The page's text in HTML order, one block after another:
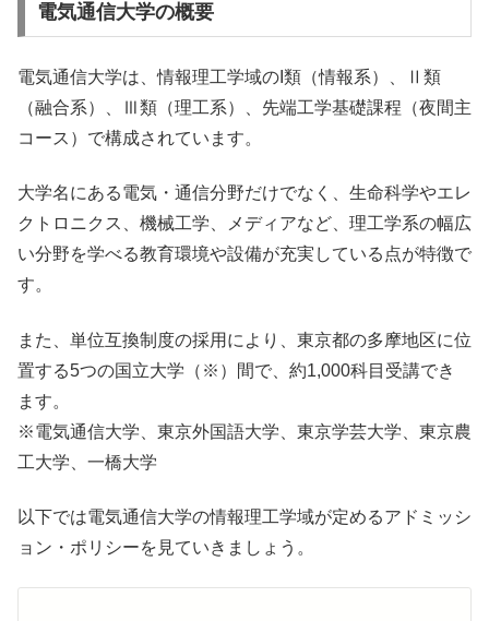
電気通信大学の概要
電気通信大学は、情報理工学域のI類（情報系）、Ⅱ類
（融合系）、Ⅲ類（理工系）、先端工学基礎課程（夜間主
コース）で構成されています。
大学名にある電気・通信分野だけでなく、生命科学やエレ
クトロニクス、機械工学、メディアなど、理工学系の幅広
い分野を学べる教育環境や設備が充実している点が特徴で
す。
また、単位互換制度の採用により、東京都の多摩地区に位
置する5つの国立大学（※）間で、約1,000科目受講でき
ます。
※電気通信大学、東京外国語大学、東京学芸大学、東京農
工大学、一橋大学
以下では電気通信大学の情報理工学域が定めるアドミッシ
ョン・ポリシーを見ていきましょう。